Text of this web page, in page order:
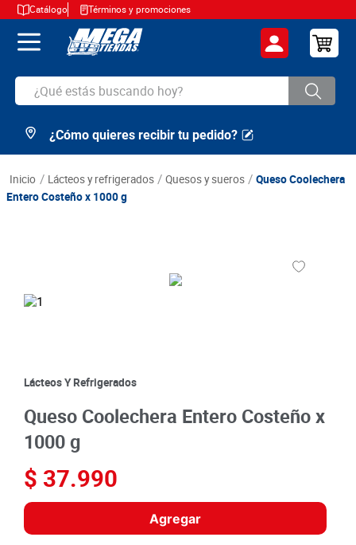
Catálogo Términos y promociones
¿Qué estás buscando hoy?
TÉRMINOS MÁS BUSCADOS
2.
arroz
9.
queso
10. papa
¿Cómo quieres recibir tu pedido?
lácteos y refrigerados quesos y sueros
Queso Coolechera
Entero Costeño x 1000 g
Lácteos Y Refrigerados
Queso Coolechera Entero Costeño x
1000 g
$ 37.990
Agregar